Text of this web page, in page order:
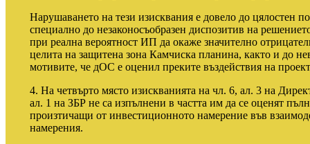
Нарушаването на тези изисквания е довело до цялостен
специално до незаконосъобразен диспозитив на
при реална вероятност ИП да окаже значително
целита на защитена зона Камчиска планина, както и до
мотивите, че дОС е оценил преките въздействия на
4. На четвърто място изискванията на чл. 6, ал. 3 на
ал. 1 на ЗБР не са изпълнени в частта им да се оценят
произтичащи от инвестиционното намерение във
намерения.